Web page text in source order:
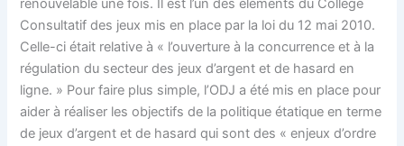
renouvelable une fois. Il est l’un des éléments du Collège
Consultatif des jeux mis en place par la loi du 12 mai 2010.
Celle-ci était relative à « l’ouverture à la concurrence et à la
régulation du secteur des jeux d’argent et de hasard en
ligne. » Pour faire plus simple, l’ODJ a été mis en place pour
aider à réaliser les objectifs de la politique étatique en terme
de jeux d’argent et de hasard qui sont des « enjeux d’ordre